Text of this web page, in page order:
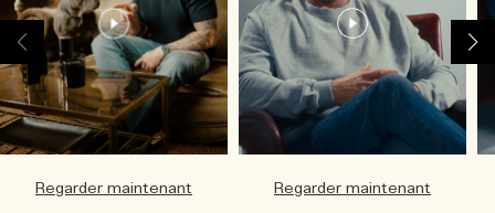
Regarder maintenant Regarder maintenant